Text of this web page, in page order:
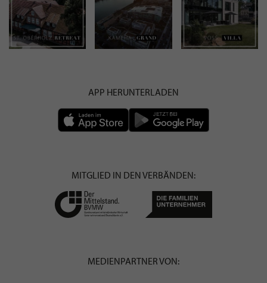
APP HERUNTERLADEN
MITGLIED IN DEN VERBÄNDEN:
MEDIENPARTNER VON: